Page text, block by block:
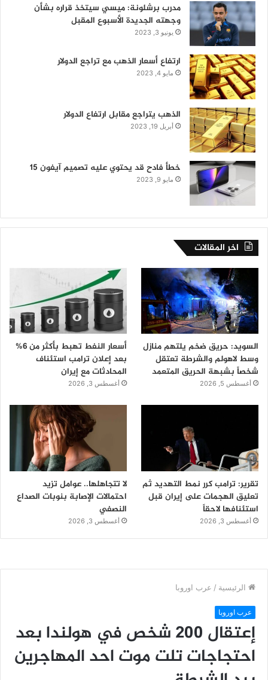
مدرب برشلونة: ميسي سيتخذ قراره بشأن
وجهته الجديدة الأسبوع المقبل
يونيو 3, 2023
ارتفاع أسعار الذهب مع تراجع الدولار
مايو 4, 2023
الذهب يتراجع مقابل ارتفاع الدولار
أبريل 19, 2023
خطأ فادح قد يحتوي عليه تصميم آيفون 15
مايو 9, 2023
اخر المقالات
السويد: حريق ضخم يلتهم منازل
وسط لاهولم والشرطة تعتقل
شخصاً بشبهة الحريق المتعمد
أغسطس 5, 2026
أسعار النفط تهبط بأكثر من 6%
بعد إعلان ترامب استئناف
المحادثات مع إيران
أغسطس 3, 2026
تقرير: ترامب كرر نمط التهديد ثم
تعليق الهجمات على إيران قبل
استئنافها لاحقاً
أغسطس 3, 2026
لا تتجاهلها.. عوامل تزيد
احتمالات الإصابة بنوبات الصداع
النصفي
أغسطس 3, 2026